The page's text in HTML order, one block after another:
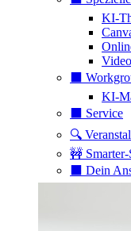
KI-
⬛️
KI-
⬛️ Service
🔍
🚧
⬛️ Dein